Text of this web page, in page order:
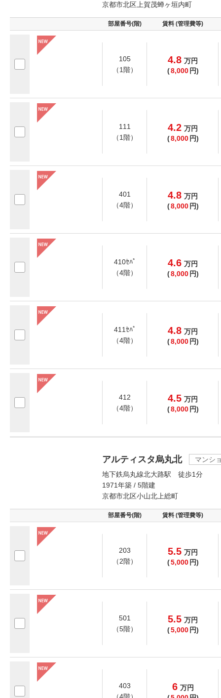
京都市北区上賀茂蝉ヶ垣内町
部屋番号(階) 賃料 (管理費等)
105
（1階）
4.8 万円
(8,000 円)
111
（1階）
4.2 万円
(8,000 円)
401
（4階）
4.8 万円
(8,000 円)
410ｾﾊﾟ
（4階）
4.6 万円
(8,000 円)
411ｾﾊﾟ
（4階）
4.8 万円
(8,000 円)
412
（4階）
4.5 万円
(8,000 円)
アルティスタ烏丸北
マンシ
地下鉄烏丸線北大路駅 徒歩1分
1971年築 / 5階建
京都市北区小山北上総町
部屋番号(階) 賃料 (管理費等)
203
（2階）
5.5 万円
(5,000 円)
501
（5階）
5.5 万円
(5,000 円)
403
6 万円